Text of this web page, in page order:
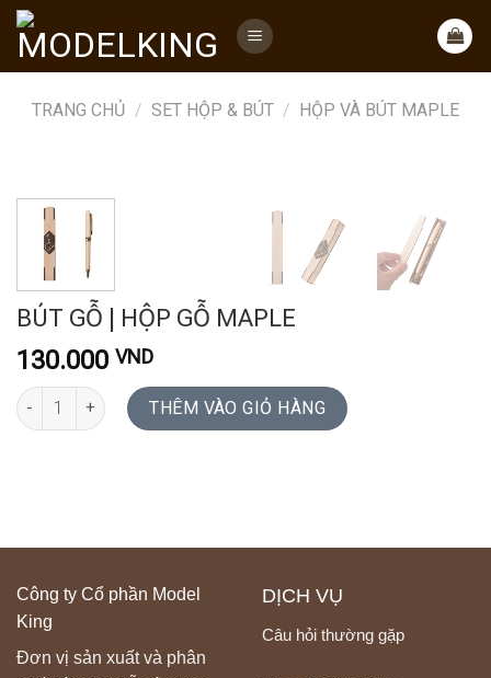
Skip
content
TRANG CHỦ / SET HỘP & BÚT / HỘP VÀ BÚT MAPLE
BÚT GỖ | HỘP GỖ MAPLE
130.000 VND
BÚT GỖ | HỘP GỖ MAPLE số lượng
THÊM VÀO GIỎ HÀNG
Công ty Cổ phần Model
King
Đơn vị sản xuất và phân
DỊCH VỤ
Câu hỏi thường gặp